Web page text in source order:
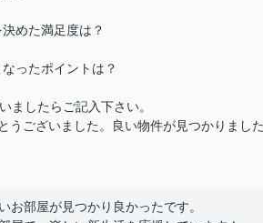
めた満足度は？
ったポイントは？
ましたらご記入下さい。
うございました。良い物件が見つかりました
お部屋が見つかり良かったです。